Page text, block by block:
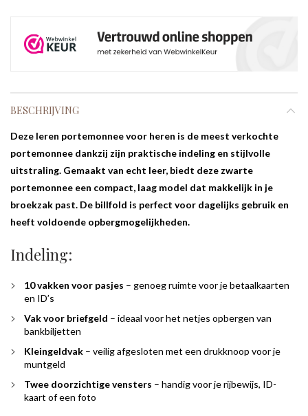
BESCHRIJVING
Deze leren portemonnee voor heren is de meest verkochte
portemonnee dankzij zijn praktische indeling en stijlvolle
uitstraling. Gemaakt van echt leer, biedt deze zwarte
portemonnee een compact, laag model dat makkelijk in je
broekzak past. De billfold is perfect voor dagelijks gebruik en
heeft voldoende opbergmogelijkheden.
Indeling:
10 vakken voor pasjes – genoeg ruimte voor je betaalkaarten
en ID’s
Vak voor briefgeld – ideaal voor het netjes opbergen van
bankbiljetten
Kleingeldvak – veilig afgesloten met een drukknoop voor je
muntgeld
Twee doorzichtige vensters – handig voor je rijbewijs, ID-
kaart of een foto